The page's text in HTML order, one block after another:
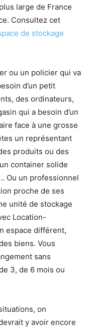
large de France
Consultez cet
de stockage
ou un policier qui va
d’un petit
des ordinateurs,
qui a besoin d’un
face à une grosse
un représentant
produits ou des
container solide
Ou un professionnel
proche de ses
unité de stockage
Location-
espace différent,
biens. Vous
sans
3, de 6 mois ou
on
y avoir encore